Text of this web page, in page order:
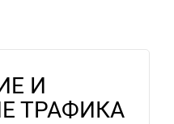
И
ТРАФИКА